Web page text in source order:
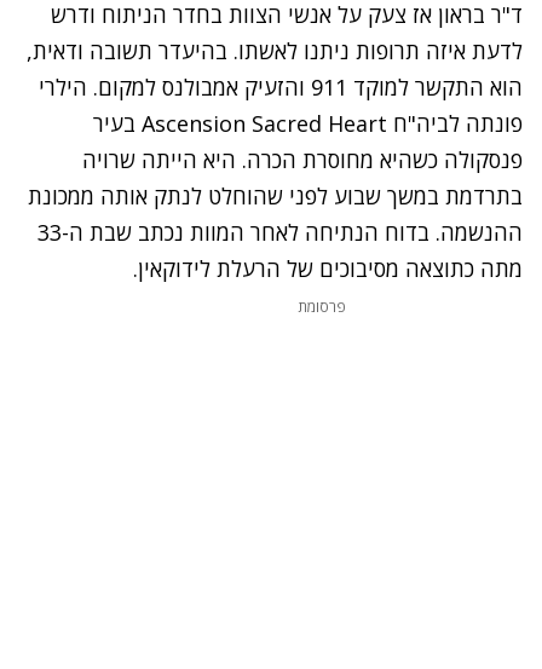
ד"ר בראון אז צעק על אנשי הצוות בחדר הניתוח ודרש
לדעת איזה תרופות ניתנו לאשתו. בהיעדר תשובה ודאית,
הוא התקשר למוקד 911 והזעיק אמבולנס למקום. הילרי
פונתה לביה"ח Ascension Sacred Heart בעיר
פנסקולה כשהיא מחוסרת הכרה. היא הייתה שרויה
בתרדמת במשך שבוע לפני שהוחלט לנתק אותה ממכונת
ההנשמה. בדוח הנתיחה לאחר המוות נכתב שבת ה-33
מתה כתוצאה מסיבוכים של הרעלת לידוקאין.
פרסומת